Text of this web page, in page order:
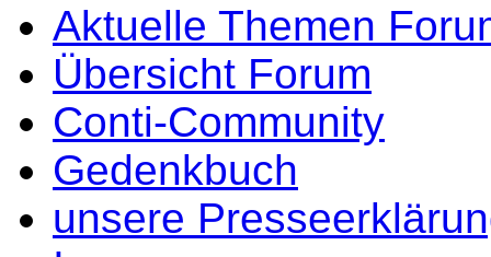
Aktuelle Themen
Übersicht Forum
Conti-Community
Gedenkbuch
unsere